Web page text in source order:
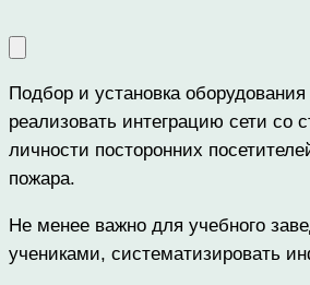
Подбор и установка
реализовать интеграцию сети
личности посторонних
пожара.
Не менее важно для учебного
учениками, систематизировать